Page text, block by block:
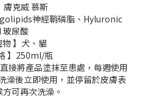
膚克威 慕斯
神經鞘磷脂、Hyluronic
玻尿酸
物 】犬、貓
】250ml/瓶
接將產品塗抹至患處，每週使用
澡後立即使用，並停留於皮膚表
可再次洗澡。